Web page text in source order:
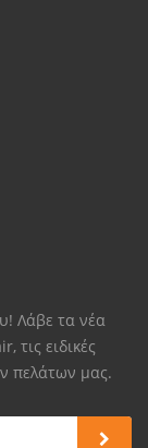
Λάβε τα νέα
τις ειδικές
πελάτων μας.